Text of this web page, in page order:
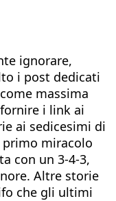
ignorare,
i post dedicati
massima
i link ai
ai sedicesimi di
primo miracolo
con un 3-4-3,
Altre storie
che gli ultimi